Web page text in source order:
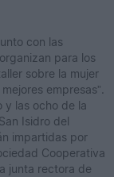
con las
para los
sobre la mujer
empresas”.
y las ocho de la
Isidro del
impartidas por
Cooperativa
junta rectora de